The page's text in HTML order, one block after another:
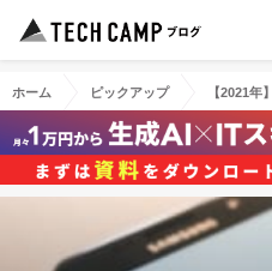
ホーム ピックアップ 【2021